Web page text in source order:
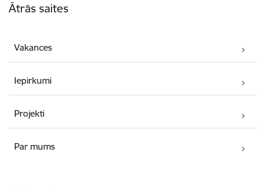
Ātrās saites
Vakances
Iepirkumi
Projekti
Par mums